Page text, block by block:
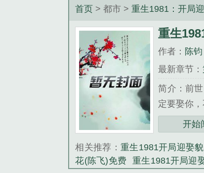
首页 > 都市 >重生1981：开局
重生
作者： 陈钧
最新章节：
简介：前
定要娶你
《重生
开始
相关推荐： 重生1981开局迎娶
花(陈飞)免费
重生1981开局迎